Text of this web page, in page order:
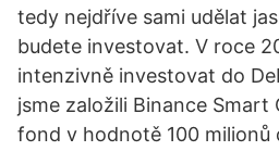
tedy nejdříve sami udělat
budete investovat. V roce
intenzivně investovat do
jsme založili Binance Smart
fond v hodnotě 100 milionů